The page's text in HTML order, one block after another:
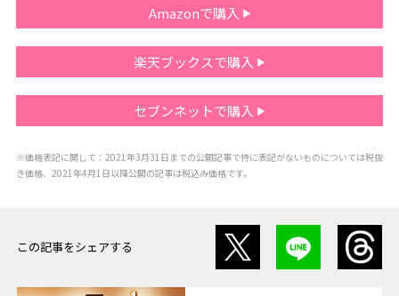
Amazonで購入
楽天ブックスで購入
セブンネットで購入
※価格表記に関して：2021年3月31日までの公開記事で特に表記がないものについては税抜
き価格、2021年4月1日以降公開の記事は税込み価格です。
この記事をシェアする